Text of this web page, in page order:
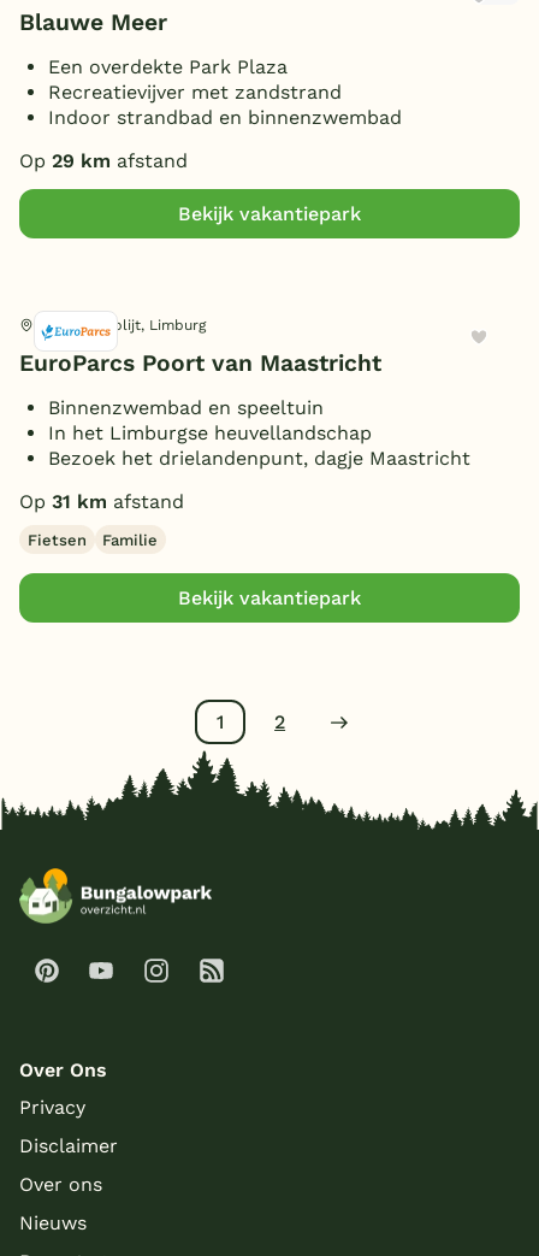
Blauwe Meer
Een overdekte Park Plaza
Recreatievijver met zandstrand
Indoor strandbad en binnenzwembad
Op 29 km afstand
Bekijk vakantiepark
Berg en Terblijt, Limburg
EuroParcs Poort van Maastricht
Binnenzwembad en speeltuin
In het Limburgse heuvellandschap
Bezoek het drielandenpunt, dagje Maastricht
Op 31 km afstand
Fietsen Familie
Bekijk vakantiepark
1 2
Over Ons
Privacy
Disclaimer
Over ons
Nieuws